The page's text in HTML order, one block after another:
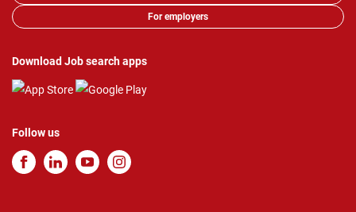
For employers
Download Job search apps
Follow us